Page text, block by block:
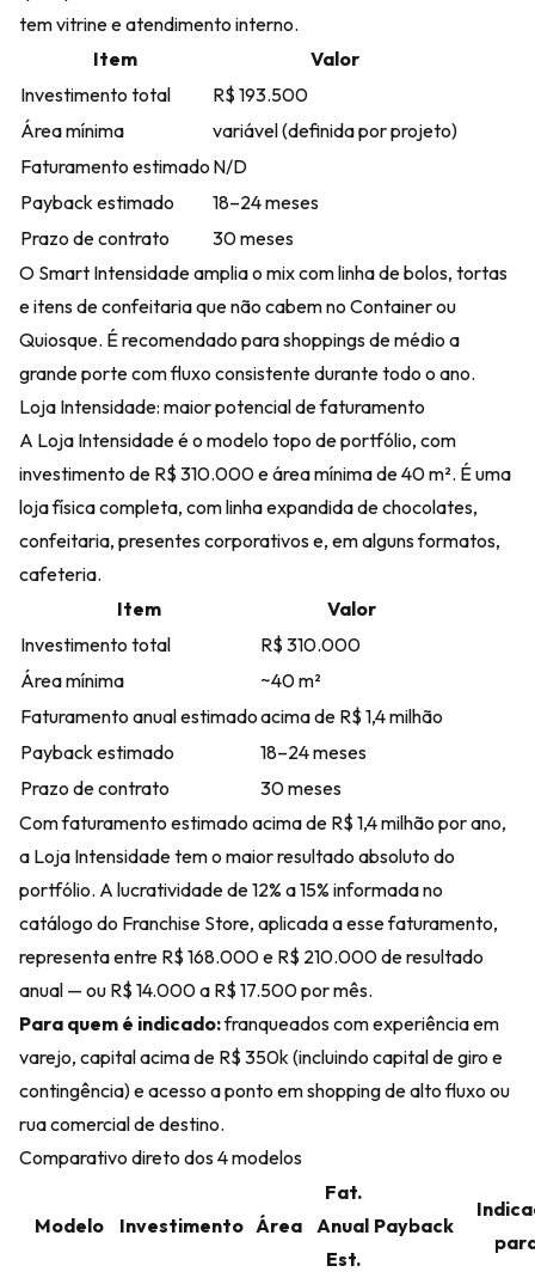
tem vitrine e atendimento interno.
Item
Valor
Investimento total
R$ 193.500
Área mínima
variável (definida por projeto)
Faturamento estimado N/D
Payback estimado
18–24 meses
Prazo de contrato
30 meses
O Smart Intensidade amplia o mix com linha de bolos, tortas
e itens de confeitaria que não cabem no Container ou
Quiosque. É recomendado para shoppings de médio a
grande porte com fluxo consistente durante todo o ano.
Loja Intensidade: maior potencial de faturamento
A Loja Intensidade é o modelo topo de portfólio, com
investimento de R$ 310.000 e área mínima de 40 m². É uma
loja física completa, com linha expandida de chocolates,
confeitaria, presentes corporativos e, em alguns formatos,
cafeteria.
Item
Valor
Investimento total
R$ 310.000
Área mínima
~40 m²
Faturamento anual estimadoacima de R$ 1,4 milhão
Payback estimado
18–24 meses
Prazo de contrato
30 meses
Com faturamento estimado acima de R$ 1,4 milhão por ano,
a Loja Intensidade tem o maior resultado absoluto do
portfólio. A lucratividade de 12% a 15% informada no
catálogo do Franchise Store, aplicada a esse faturamento,
representa entre R$ 168.000 e R$ 210.000 de resultado
anual — ou R$ 14.000 a R$ 17.500 por mês.
Para quem é indicado:franqueados com experiência em
varejo, capital acima de R$ 350k (incluindo capital de giro e
contingência) e acesso a ponto em shopping de alto fluxo ou
rua comercial de destino.
Comparativo direto dos 4 modelos
Modelo Investimento Área
Fat.
Anual
Est.
Payback